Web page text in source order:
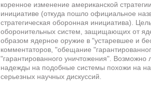
коренное изменение американской
инициативе (откуда пошло официальное
стратегическая оборонная инициатива).
оборонительных систем, защищающих от
образом ядерное оружие в "устаревшее и
комментаторов, "обещание
"гарантированного уничтожения". Возможно
надежды на подобные системы похожи на
серьезных научных дискуссий.